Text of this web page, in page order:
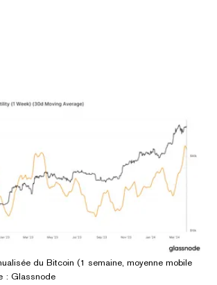
du Bitcoin (1 semaine, moyenne mobile
: Glassnode